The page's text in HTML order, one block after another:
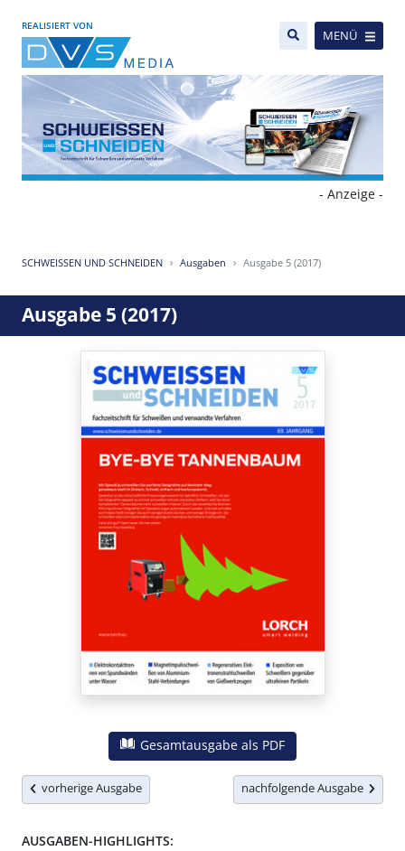
REALISIERT VON
MENÜ
- Anzeige -
SCHWEISSEN UND SCHNEIDEN Ausgaben Ausgabe 5 (2017)
Ausgabe 5 (2017)
Gesamtausgabe als PDF
vorherige Ausgabe nachfolgende Ausgabe
AUSGABEN-HIGHLIGHTS: